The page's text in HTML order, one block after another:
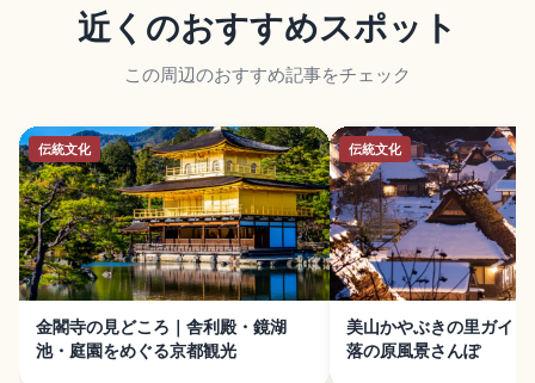
近くのおすすめスポット
この周辺のおすすめ記事をチェック
伝統文化
金閣寺の見どころ｜舎利殿・鏡湖
池・庭園をめぐる京都観光
伝統文化
美山かやぶきの里ガイド
落の原風景さんぽ